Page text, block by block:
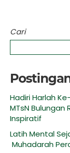
Cari
Hadiri Harlah
MTsN
Inspiratif
Latih Mental
Muhadarah